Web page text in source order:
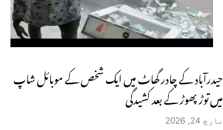
حیدرآباد کے چادر گھاٹ میں ایک شخص کے موبائل شاپ
میں توڑ پھوڑ کے بعد کشیدگی
مارچ 24, 2026